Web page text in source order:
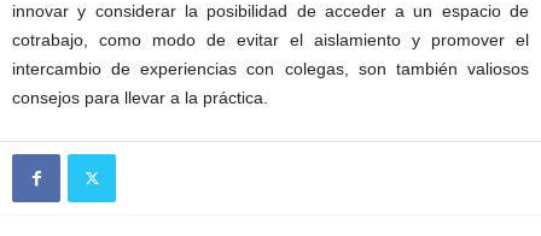
innovar y considerar la posibilidad de acceder a un espacio de
cotrabajo, como modo de evitar el aislamiento y promover el
intercambio de experiencias con colegas, son también valiosos
consejos para llevar a la práctica.